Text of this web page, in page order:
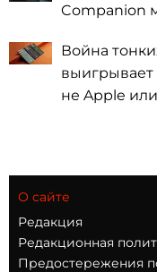
Companion
Война
выигрывает
не Apple
О сайте
Редакция
Редакционная
Предостережения